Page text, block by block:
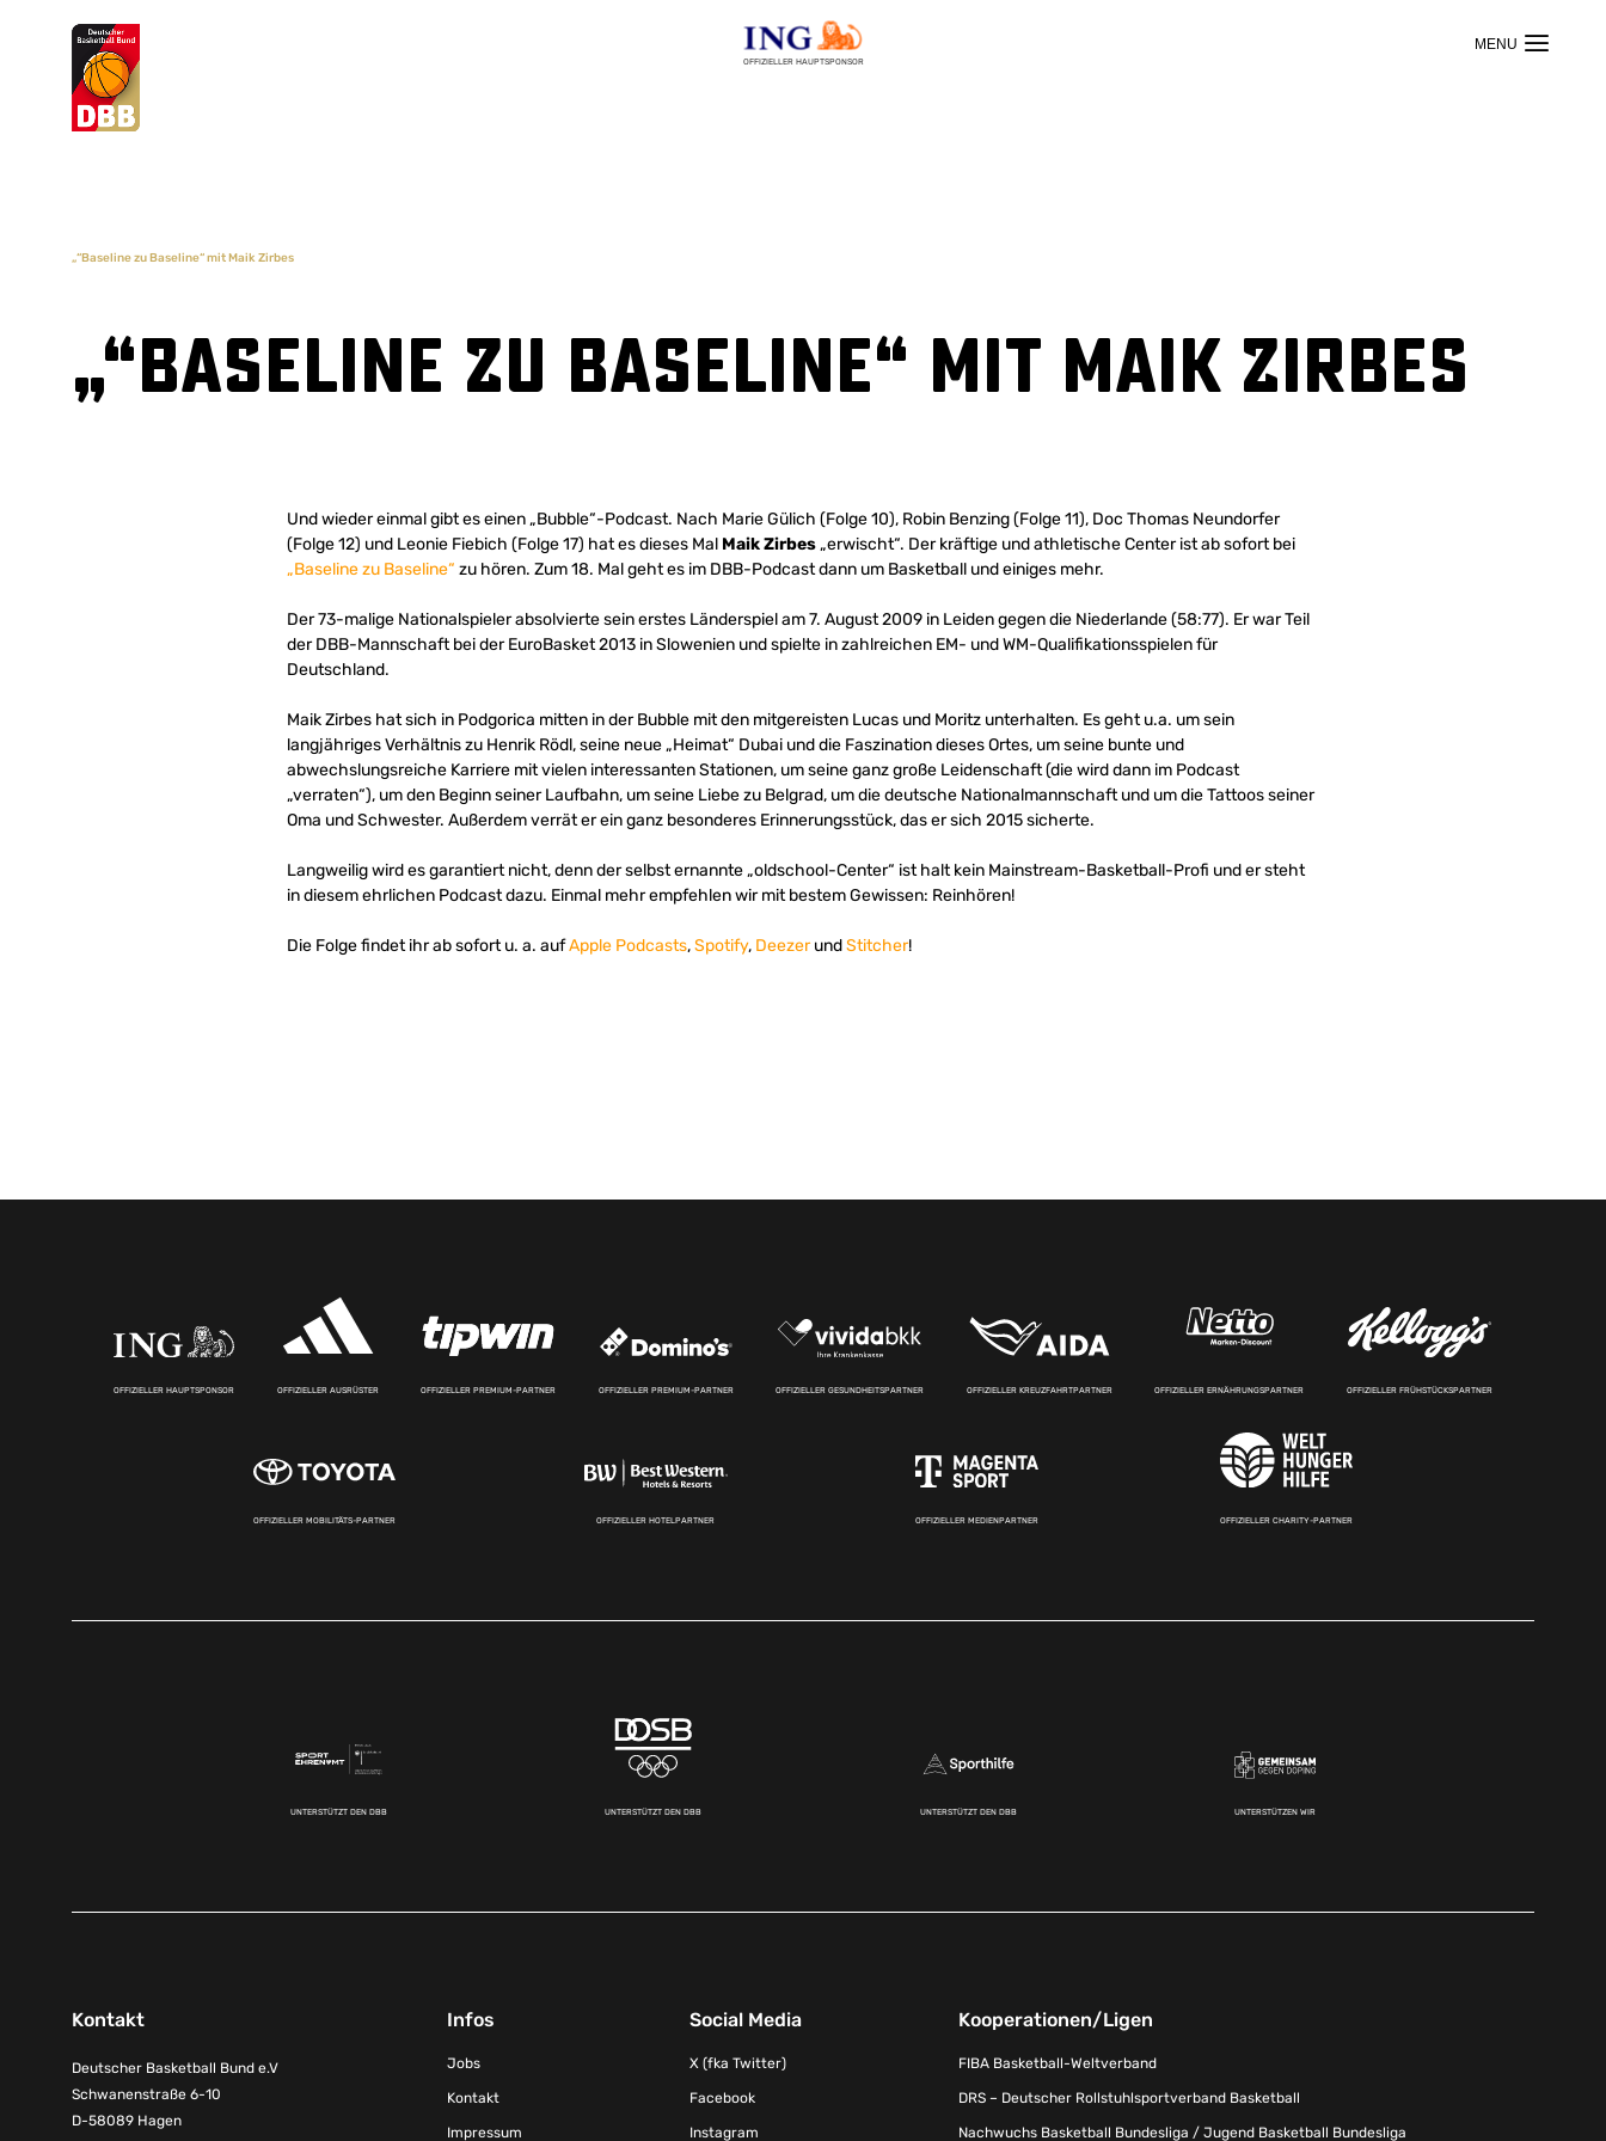
OFFIZIELLER HAUPTSPONSOR
Suchvorschläge
„“Baseline zu Baseline“ mit Maik Zirbes
„“Baseline zu Baseline“ mit Maik Zirbes
Und wieder einmal gibt es einen „Bubble“-Podcast. Nach Marie Gülich (Folge 10), Robin Benzing (Folge 11), Doc Thomas Neundorfer
(Folge 12) und Leonie Fiebich (Folge 17) hat es dieses Mal Maik Zirbes „erwischt“. Der kräftige und athletische Center ist ab sofort bei
„Baseline zu Baseline“ zu hören. Zum 18. Mal geht es im DBB-Podcast dann um Basketball und einiges mehr.
Der 73-malige Nationalspieler absolvierte sein erstes Länderspiel am 7. August 2009 in Leiden gegen die Niederlande (58:77). Er war Teil
der DBB-Mannschaft bei der EuroBasket 2013 in Slowenien und spielte in zahlreichen EM- und WM-Qualifikationsspielen für
Deutschland.
Maik Zirbes hat sich in Podgorica mitten in der Bubble mit den mitgereisten Lucas und Moritz unterhalten. Es geht u.a. um sein
langjähriges Verhältnis zu Henrik Rödl, seine neue „Heimat“ Dubai und die Faszination dieses Ortes, um seine bunte und
abwechslungsreiche Karriere mit vielen interessanten Stationen, um seine ganz große Leidenschaft (die wird dann im Podcast
„verraten“), um den Beginn seiner Laufbahn, um seine Liebe zu Belgrad, um die deutsche Nationalmannschaft und um die Tattoos seiner
Oma und Schwester. Außerdem verrät er ein ganz besonderes Erinnerungsstück, das er sich 2015 sicherte.
Langweilig wird es garantiert nicht, denn der selbst ernannte „oldschool-Center“ ist halt kein Mainstream-Basketball-Profi und er steht
in diesem ehrlichen Podcast dazu. Einmal mehr empfehlen wir mit bestem Gewissen: Reinhören!
Die Folge findet ihr ab sofort u. a. aufApple Podcasts,Spotify, DeezerundStitcher!
OFFIZIELLER HAUPTSPONSOR OFFIZIELLER AUSRÜSTER OFFIZIELLER PREMIUM-PARTNER OFFIZIELLER PREMIUM-PARTNER OFFIZIELLER GESUNDHEITSPARTNER OFFIZIELLER KREUZFAHRTPARTNER OFFIZIELLER ERNÄHRUNGSPARTNER OFFIZIELLER FRÜHSTÜCKSPARTNER
OFFIZIELLER MOBILITÄTS-PARTNER OFFIZIELLER HOTELPARTNER OFFIZIELLER MEDIENPARTNER OFFIZIELLER CHARITY-PARTNER
UNTERSTÜTZT DEN DBB UNTERSTÜTZT DEN DBB UNTERSTÜTZT DEN DBB UNTERSTÜTZEN WIR
Kontakt
Deutscher Basketball Bund e.V
Schwanenstraße 6-10
D-58089 Hagen
Infos
Jobs
Kontakt
Impressum
Social Media
X (fka Twitter)
Facebook
Instagram
Kooperationen/Ligen
FIBA Basketball-Weltverband
DRS – Deutscher Rollstuhlsportverband Basketball
Nachwuchs Basketball Bundesliga / Jugend Basketball Bundesliga